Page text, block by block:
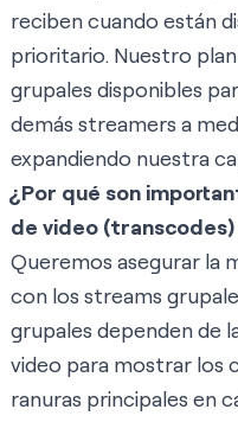
reciben cuando están
prioritario. Nuestro
grupales disponibles
demás streamers a
expandiendo nuestra
¿Por qué son
de video
Queremos asegurar la
con los streams
grupales dependen de
video para mostrar los
ranuras principales en